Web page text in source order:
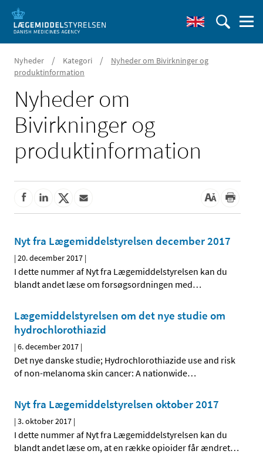
Nyheder / Kategori /
Nyheder om Bivirkninger og
produktinformation
Nyheder om
Bivirkninger og
produktinformation
Nyt fra Lægemiddelstyrelsen december 2017
|20. december 2017 |
I dette nummer af Nyt fra Lægemiddelstyrelsen kan du
blandt andet læse om forsøgsordningen med…
Lægemiddelstyrelsen om det nye studie om
hydrochlorothiazid
|6. december 2017 |
Det nye danske studie; Hydrochlorothiazide use and risk
of non-melanoma skin cancer: A nationwide…
Nyt fra Lægemiddelstyrelsen oktober 2017
|3. oktober 2017 |
I dette nummer af Nyt fra Lægemiddelstyrelsen kan du
blandt andet læse om, at en række opioider får ændret…